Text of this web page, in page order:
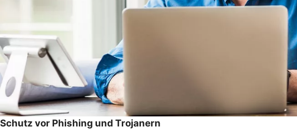
Schutz vor Phishing und Trojanern